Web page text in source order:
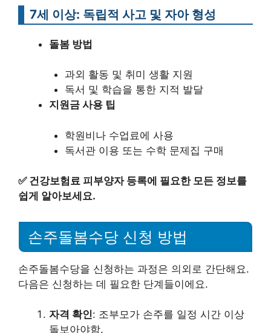
7세 이상: 독립적 사고 및 자아 형성
돌봄 방법
과외 활동 및 취미 생활 지원
독서 및 학습을 통한 지적 발달
지원금 사용 팁
학원비나 수업료에 사용
독서관 이용 또는 수학 문제집 구매
✅ 건강보험료 피부양자 등록에 필요한 모든 정보를
쉽게 알아보세요.
손주돌봄수당 신청 방법
손주돌봄수당을 신청하는 과정은 의외로 간단해요.
다음은 신청하는 데 필요한 단계들이에요.
자격 확인: 조부모가 손주를 일정 시간 이상
돌보아야함.